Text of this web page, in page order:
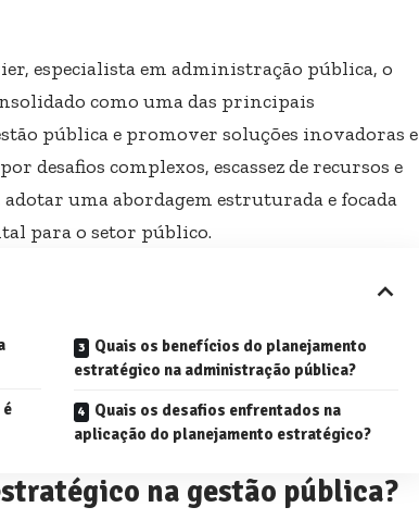
especialista em administração pública, o
como uma das principais
pública e promover soluções inovadoras e
desafios complexos, escassez de recursos e
uma abordagem estruturada e focada
para o setor público.
Quais os benefícios do planejamento
estratégico na administração pública?
Quais os desafios enfrentados na
aplicação do planejamento estratégico?
na gestão pública?